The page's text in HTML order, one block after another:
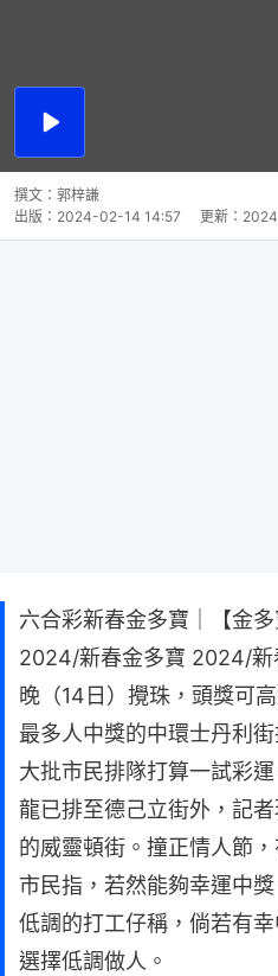
播
撰文： 郭梓謙
出版： 2024-02-14 14:57 更新：
六合彩新春金多寶｜【金
2024/新春金多寶 2024/新
晚（14日）攪珠，頭獎可
最多人中獎的中環士丹利
大批市民排隊打算一試彩
龍已排至德己立街外，記
的威靈頓街。撞正情人節
市民指，若然能夠幸運中
低調的打工仔稱，倘若有
選擇低調做人。